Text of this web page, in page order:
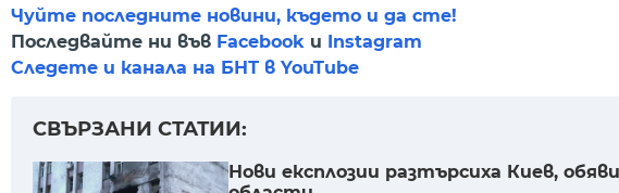
Чуйте последните новини, където и да сте!
Последвайте ни във Facebook и Instagram
Следете и канала на БНТ в YouTube
СВЪРЗАНИ СТАТИИ:
Нови експлозии разтърсиха Киев,